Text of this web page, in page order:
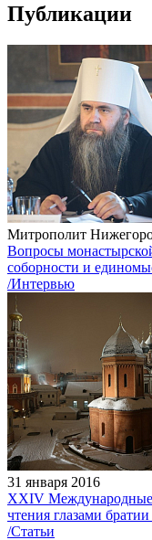
Публикации
Митрополит
Вопросы
соборности и
/Интервью
31 января 2016
XXIV Международные
чтения глазами
/Статьи